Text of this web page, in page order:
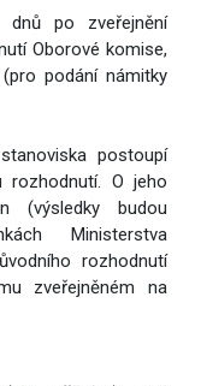
po zveřejnění
Oborové komise,
podání námitky
postoupí
rozhodnutí. O jeho
(výsledky budou
Ministerstva
rozhodnutí
zveřejněném na